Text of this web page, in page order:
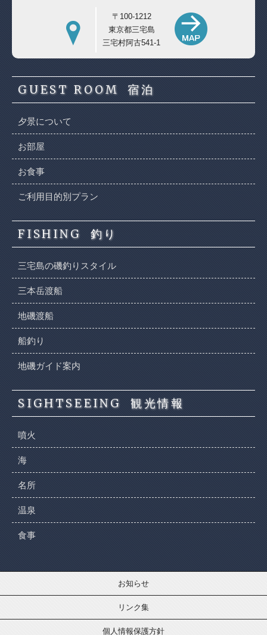
〒100-1212
東京都三宅島
三宅村阿古541-1
GUEST ROOM 宿泊
夕景について
お部屋
お食事
ご利用目的別プラン
FISHING 釣り
三宅島の磯釣りスタイル
三本岳渡船
地磯渡船
船釣り
地磯ガイド案内
SIGHTSEEING 観光情報
噴火
海
名所
温泉
食事
お知らせ
リンク集
個人情報保護方針